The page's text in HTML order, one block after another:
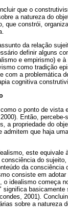
que o
a natureza do
que constrói,
da relação
definir alguns
e empirismo) e
como tradição
com a problemática
cognitiva
o ponto de vista
Então,
a propriedade do
admitem que haja
este
do
da consciência
consiste em
o idealismo começa
significa
2001).
sobre a natureza